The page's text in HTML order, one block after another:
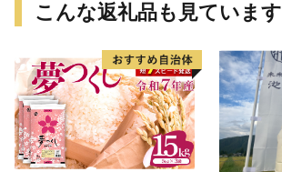
こんな返礼品も見ています